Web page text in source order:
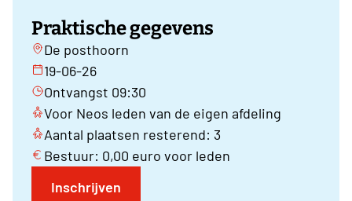
Praktische gegevens
De posthoorn
19-06-26
Ontvangst 09:30
Voor Neos leden van de eigen afdeling
Aantal plaatsen resterend: 3
Bestuur: 0,00 euro voor leden
Inschrijven